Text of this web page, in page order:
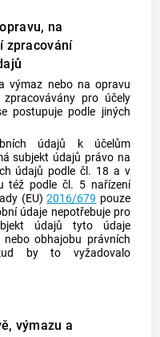
na
zpracování
výmaz nebo na opravu
pro účely
postupuje podle jiných
údajů k účelům
subjekt údajů právo na
údajů podle čl. 18 a v
též podle čl. 5 nařízení
(EU)2016/679 pouze
údaje nepotřebuje pro
údajů tyto údaje
obhajobu právních
by to vyžadovalo
výmazu a